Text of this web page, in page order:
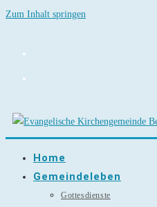
Zum Inhalt springen
Home
Gemeindeleben
Gottesdienste